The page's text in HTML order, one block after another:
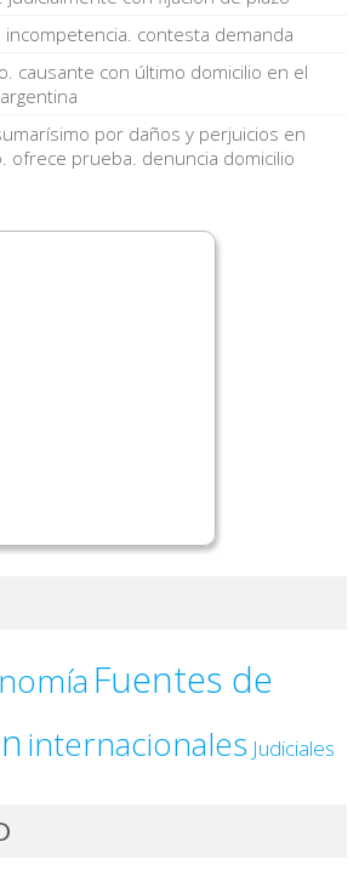
contesta demanda
causante con último domicilio en el
por daños y perjuicios en
ofrece prueba. denuncia domicilio
Fuentes de
internacionales Judiciales